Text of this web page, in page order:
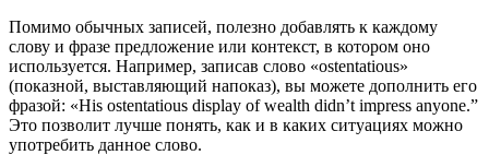
Помимо обычных записей, полезно добавлять к каждому
слову и фразе предложение или контекст, в котором оно
используется. Например, записав слово «ostentatious»
(показной, выставляющий напоказ), вы можете дополнить его
фразой: «His ostentatious display of wealth didn’t impress anyone.”
Это позволит лучше понять, как и в каких ситуациях можно
употребить данное слово.